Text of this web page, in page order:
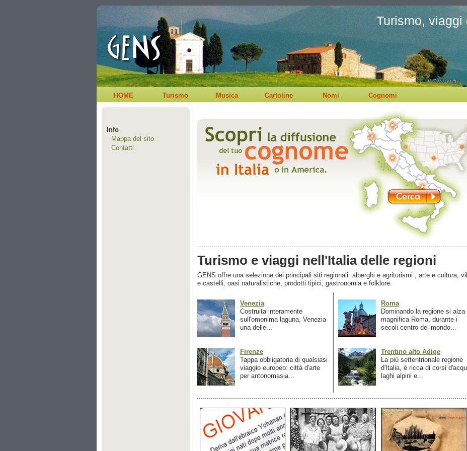
Turismo,
HOME Turismo Musica Cartoline Nomi Cognomi
Info
Mappa del sito
Contatti
Turismo e viaggi nell'Italia delle regioni
GENS offre una selezione dei principali siti regionali: alberghi e agriturismi , arte e cultura,
e castelli, oasi naturalistiche, prodotti tipici, gastronomia e folklore.
Venezia
Costruita interamente
sull'omonima laguna, Venezia
una delle...
Firenze
Tappa obbligatoria di qualsiasi
viaggio europeo: città d'arte
per antonomasia...
Roma
Dominando la regione si alza
magnifica Roma, durante i
secoli centro del mondo...
Trentino alto Adige
La più settentrionale regione
d'Italia, é ricca di corsi
laghi alpini e...